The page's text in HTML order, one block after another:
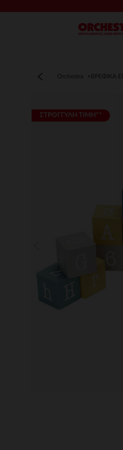
Μενού
Orchestra ΒΡΕΦΙΚΑ
ΣΤΡΟΓΓΥΛΗ ΤΙΜΗ**